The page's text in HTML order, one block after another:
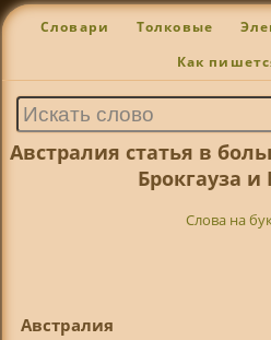
Словари Толковые
Как
Австралия статья в
Брокгауза и
Слова на
Австралия